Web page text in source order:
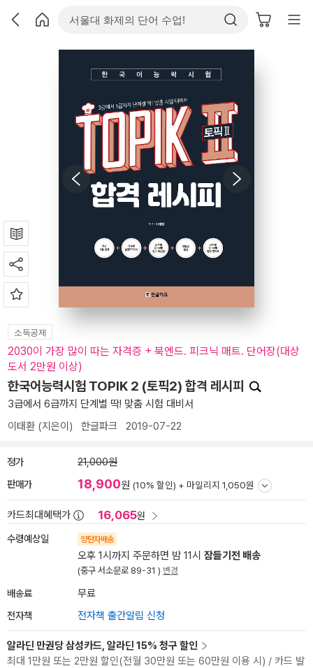
소득공제
2030이 가장 많이 따는 자격증 + 북엔드. 피크닉 매트. 단어장(대상
도서 2만원 이상)
한국어능력시험 TOPIK 2 (토픽2) 합격 레시피
3급에서 6급까지 단계별 딱! 맞춤 시험 대비서
이태환 (지은이) 한글파크 2019-07-22
정가 21,000원
판매가 18,900원 (10% 할인) + 마일리지 1,050원
카드최대혜택가 16,065원
수령예상일 양탄자배송
오후 1시까지 주문하면 밤 11시 잠들기전 배송
(중구 서소문로 89-31 ) 변경
배송료 무료
전자책 전자책 출간알림 신청
알라딘 만권당 삼성카드, 알라딘 15% 청구 할인
최대 1만원 또는 2만원 할인(전월 30만원 또는 60만원 이용 시) / 카드 발